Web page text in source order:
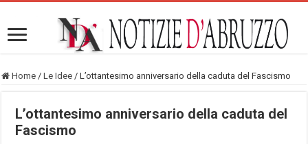
Home / Le Idee / L’ottantesimo anniversario della caduta del Fascismo
L’ottantesimo anniversario della caduta del
Fascismo